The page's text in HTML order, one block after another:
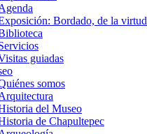
Bordado, de la virtud
guiadas
somos
del Museo
de Chapultepec